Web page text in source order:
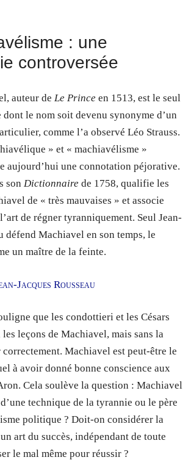
: une
controversée
auteur deLe Prince en 1513, est le seul
le nom soit devenu synonyme d’un
comme l’a observé Léo Strauss.
» et « machiavélisme »
aujourd’hui une connotation péjorative.
sonDictionnaire de 1758, qualifie les
de « très mauvaises » et associe
de régner tyranniquement. Seul Jean-
défend Machiavel en son temps, le
un maître de la feinte.
Jacques Rousseau
que les condottieri et les Césars
leçons de Machiavel, mais sans la
Machiavel est peut-être le
à avoir donné bonne conscience aux
Cela soulève la question : Machiavel
technique de la tyrannie ou le père
politique ? Doit-on considérer la
art du succès, indépendant de toute
le mal même pour réussir ?